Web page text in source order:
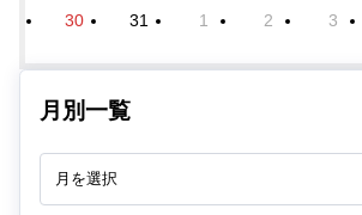
30 31 1 2 3
月別一覧